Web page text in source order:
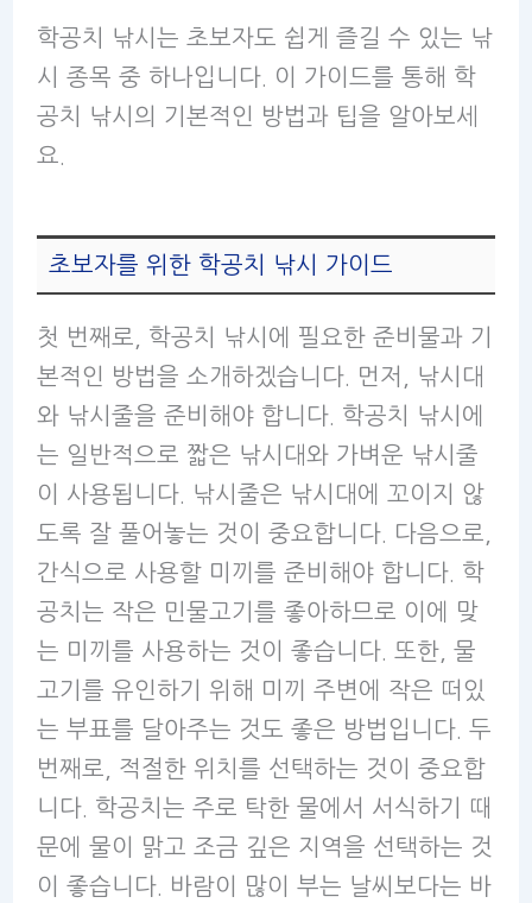
학공치 낚시는 초보자도 쉽게 즐길 수 있는 낚
시 종목 중 하나입니다. 이 가이드를 통해 학
공치 낚시의 기본적인 방법과 팁을 알아보세
요.
초보자를 위한 학공치 낚시 가이드
첫 번째로, 학공치 낚시에 필요한 준비물과 기
본적인 방법을 소개하겠습니다. 먼저, 낚시대
와 낚시줄을 준비해야 합니다. 학공치 낚시에
는 일반적으로 짧은 낚시대와 가벼운 낚시줄
이 사용됩니다. 낚시줄은 낚시대에 꼬이지 않
도록 잘 풀어놓는 것이 중요합니다. 다음으로,
간식으로 사용할 미끼를 준비해야 합니다. 학
공치는 작은 민물고기를 좋아하므로 이에 맞
는 미끼를 사용하는 것이 좋습니다. 또한, 물
고기를 유인하기 위해 미끼 주변에 작은 떠있
는 부표를 달아주는 것도 좋은 방법입니다. 두
번째로, 적절한 위치를 선택하는 것이 중요합
니다. 학공치는 주로 탁한 물에서 서식하기 때
문에 물이 맑고 조금 깊은 지역을 선택하는 것
이 좋습니다. 바람이 많이 부는 날씨보다는 바